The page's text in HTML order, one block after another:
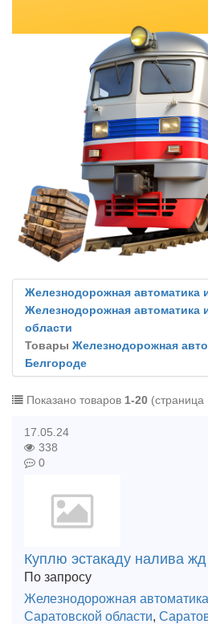
Железнодорожная автоматика
Железнодорожная автоматика
области
Товары Железнодорожная
Белгороде
Показано товаров 1-20
17.05.24
338
0
Куплю эстакаду налива
По запросу
Железнодорожная
Саратовской области,